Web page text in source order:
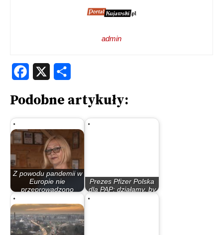
admin
Facebook
Podobne artykuły:
Z powodu pandemii w
Europie nie
przeprowadzono
Prezes Pfizer Polska
dla PAP: działamy, by